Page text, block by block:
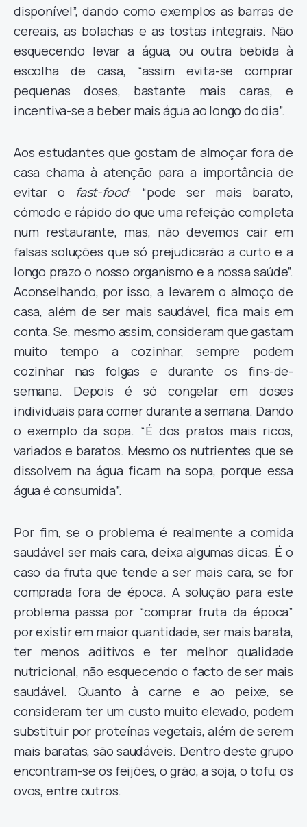
disponível”, dando como exemplos as barras de
cereais, as bolachas e as tostas integrais. Não
esquecendo levar a água, ou outra bebida à
escolha de casa, “assim evita-se comprar
pequenas doses, bastante mais caras, e
incentiva-se a beber mais água ao longo do dia”.
Aos estudantes que gostam de almoçar fora de
casa chama à atenção para a importância de
evitar o fast-food: “pode ser mais barato,
cómodo e rápido do que uma refeição completa
num restaurante, mas, não devemos cair em
falsas soluções que só prejudicarão a curto e a
longo prazo o nosso organismo e a nossa saúde”.
Aconselhando, por isso, a levarem o almoço de
casa, além de ser mais saudável, fica mais em
conta. Se, mesmo assim, consideram que gastam
muito tempo a cozinhar, sempre podem
cozinhar nas folgas e durante os fins-de-
semana. Depois é só congelar em doses
individuais para comer durante a semana. Dando
o exemplo da sopa. “É dos pratos mais ricos,
variados e baratos. Mesmo os nutrientes que se
dissolvem na água ficam na sopa, porque essa
água é consumida”.
Por fim, se o problema é realmente a comida
saudável ser mais cara, deixa algumas dicas. É o
caso da fruta que tende a ser mais cara, se for
comprada fora de época. A solução para este
problema passa por “comprar fruta da época”
por existir em maior quantidade, ser mais barata,
ter menos aditivos e ter melhor qualidade
nutricional, não esquecendo o facto de ser mais
saudável. Quanto à carne e ao peixe, se
consideram ter um custo muito elevado, podem
substituir por proteínas vegetais, além de serem
mais baratas, são saudáveis. Dentro deste grupo
encontram-se os feijões, o grão, a soja, o tofu, os
ovos, entre outros.